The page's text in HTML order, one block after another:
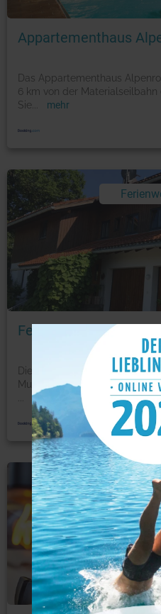
Appartementhaus
Das Appartementhaus
6 km von der
Sie
mehr
Ferienwohnung am
Die Ferienwohnung am Hang,
Murnau am Staffelsee. Die
mehr